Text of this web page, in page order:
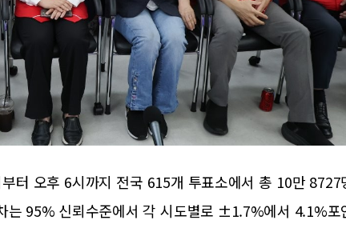
터 오후 6시까지 전국 615개 투표소에서 총 10만 8727
는 95% 신뢰수준에서 각 시도별로 ±1.7%에서 4.1%포